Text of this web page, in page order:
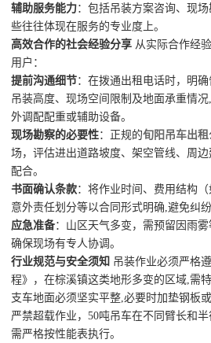
辅助服务能力：包括吊装方案咨询、现
些往往体现在服务的专业度上。
高效合作的社会经验分享 从实际合作经
用户：
提前沟通细节：在拨通出租电话时，明
吊装高度、现场空间限制及地面承重情
外调配配重或辅助设备。
现场勘察的必要性：正规的旬阳吊车出租
场，评估进出道路坡度、架空管线、周
配合。
书面确认条款：将作业时间、费用结构
意外责任划分等以合同形式明确,避免纠纷
应急准备：山区天气多变，需预留因雨
确保现场有专人协调。
行业规范与安全须知 吊装作业必须严格
程》，在棕溪镇这类地形多变的区域,需特
支车地面必须坚实平整,必要时加垫钢板或
严禁超载作业，50吨吊车在不同臂长和
需严格按性能表执行。